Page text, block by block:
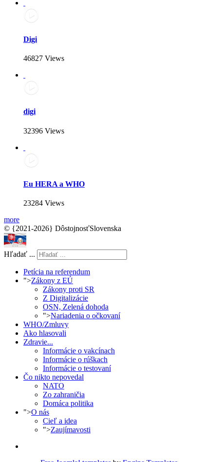
Digi
46827 Views
digi
32396 Views
Eu HERA a WHO
23284 Views
more
© {2021-2026} DôstojnosťSlovenska
Hľadať ...
Petícia na referendum
">Zákony z EÚ
Zákony proti SR
Z Digitalizácie
OSN, Zelená dohoda
">Nariadenia o očkovaní
WHO/Zmluvy
Ako hlasovali
Zdravie...
Informácie o vakcínach
Informácie o rúškach
Informácie o testovaní
Čo nikto nepovedal
NATO
Zo zahraničia
Domáca politika
">O nás
Cieľ a idea
">Zaujímavosti